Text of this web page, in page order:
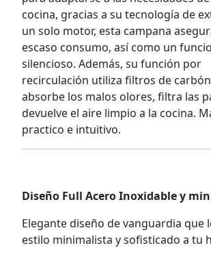
cocina, gracias a su tecnología de
un solo motor, esta campana
escaso consumo, así como un
silencioso. Además, su función por
recirculación utiliza filtros de
absorbe los malos olores, filtra las
devuelve el aire limpio a la cocina.
practico e intuitivo.
Diseño Full Acero Inoxidable y
Elegante diseño de vanguardia que
estilo minimalista y sofisticado a tu